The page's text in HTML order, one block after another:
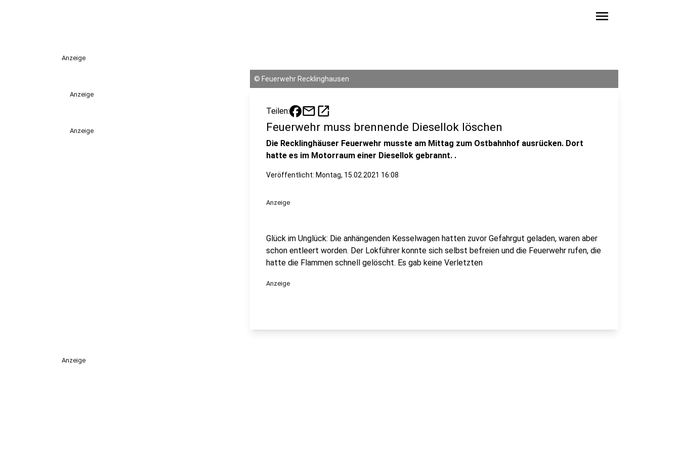
menu
Anzeige
Anzeige
Anzeige
© Feuerwehr Recklinghausen
Teilen: mailopen_in_new
Feuerwehr muss brennende Diesellok löschen
Die Recklinghäuser Feuerwehr musste am Mittag zum Ostbahnhof ausrücken. Dort
hatte es im Motorraum einer Diesellok gebrannt. .
Veröffentlicht: Montag, 15.02.2021 16:08
Anzeige
Glück im Unglück: Die anhängenden Kesselwagen hatten zuvor Gefahrgut geladen, waren aber
schon entleert worden. Der Lokführer konnte sich selbst befreien und die Feuerwehr rufen, die
hatte die Flammen schnell gelöscht. Es gab keine Verletzten
Anzeige
Anzeige